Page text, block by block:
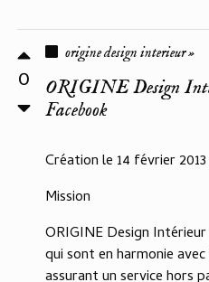
0
origine design interieur »
ORIGINE Design
Facebook
Création le 14 février 2013
Mission
ORIGINE Design
qui sont en harmonie